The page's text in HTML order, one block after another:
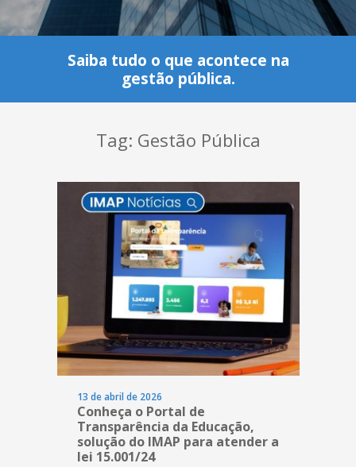
Saiba tudo o que acontece na
gestão pública.
Tag: Gestão Pública
13 de abril de 2026
Conheça o Portal de
Transparência da Educação,
solução do IMAP para atender a
lei 15.001/24